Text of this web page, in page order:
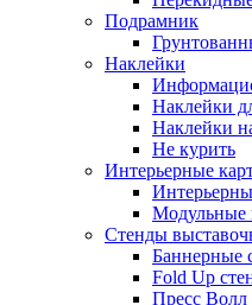
Подрамник
Наклейки
Наклейки
Наклейки
Не курить
Интерьерные
Модульные
Стенды
Баннерные
Fold Up
Пресс Волл